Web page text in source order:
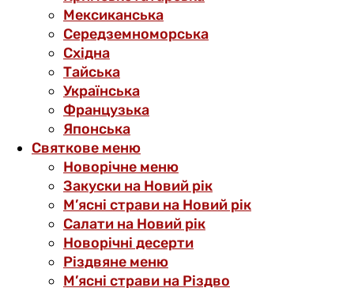
Мексиканська
Середземноморська
Східна
Тайська
Українська
Французька
Японська
Святкове меню
Новорічне меню
Закуски на Новий рік
М’ясні страви на Новий рік
Салати на Новий рік
Новорічні десерти
Різдвяне меню
М’ясні страви на Різдво